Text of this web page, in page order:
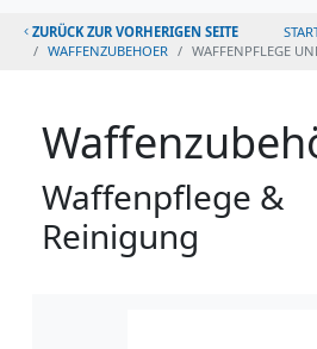
ZURÜCK ZUR VORHERIGEN SEITE
WAFFENZUBEHOER
WAFFENPFLEGE
Waffenpflege &
Reinigung